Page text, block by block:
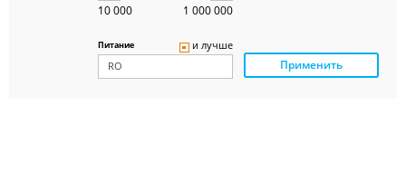
10 000 1 000 000
Питание и лучше
Применить